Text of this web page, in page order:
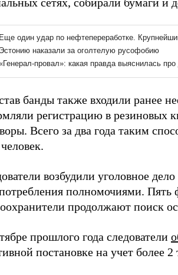
банды также входили ранее
регистрацию в резиновых
Всего за два года таким
возбудили уголовное
полномочиями. Пять
продолжают поиск
прошлого года следователи
постановке на учет более 2